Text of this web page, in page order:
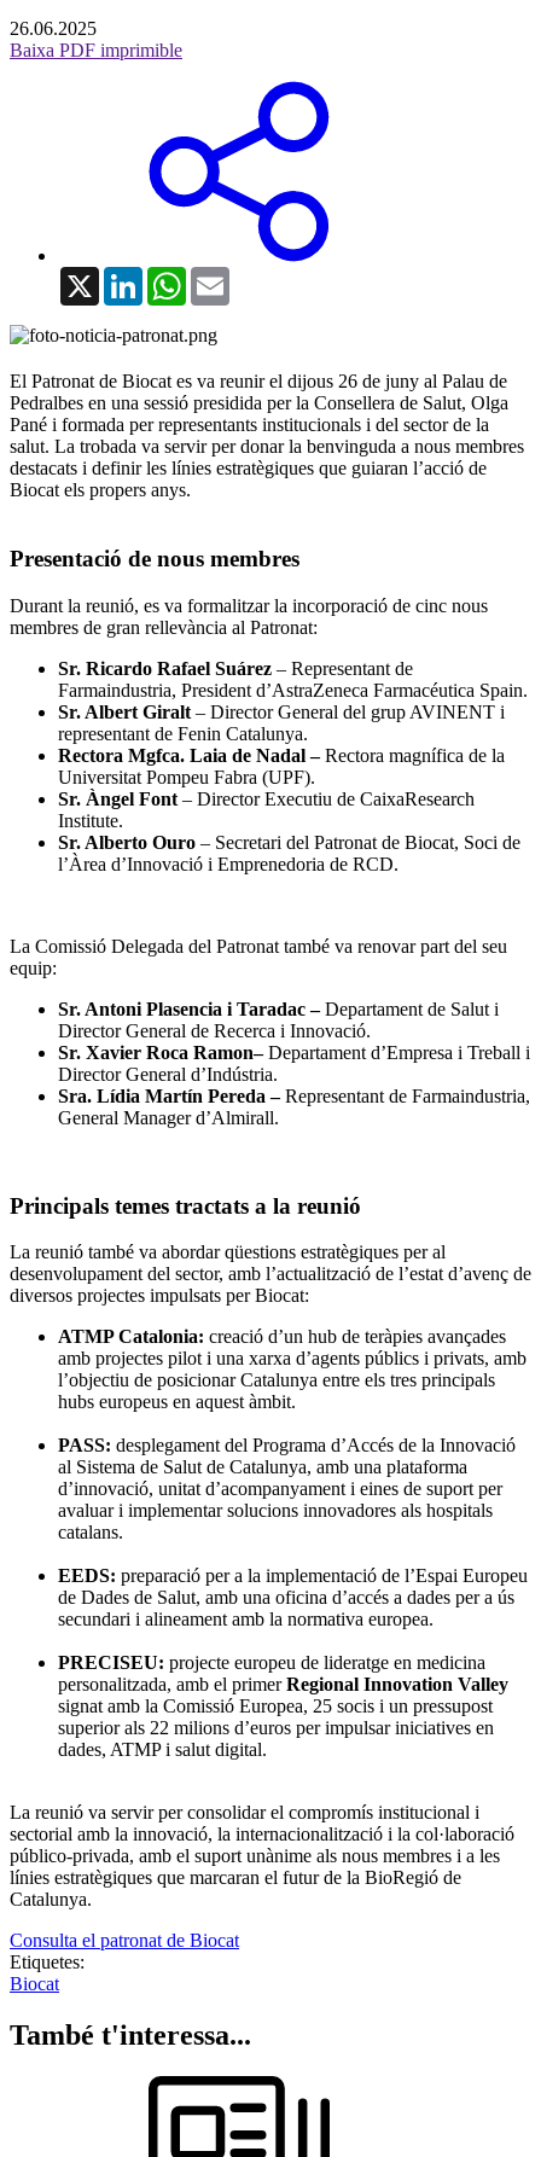
26.06.2025
Baixa PDF imprimible
X LinkedInWhatsApp
El Patronat de Biocat es va reunir el dijous 26 de juny al Palau de
Pedralbes en una sessió presidida per la Consellera de Salut, Olga
Pané i formada per representants institucionals i del sector de la
salut. La trobada va servir per donar la benvinguda a nous membres
destacats i definir les línies estratègiques que guiaran l’acció de
Biocat els propers anys.
Presentació de nous membres
Durant la reunió, es va formalitzar la incorporació de cinc nous
membres de gran rellevància al Patronat:
Sr. Ricardo Rafael Suárez – Representant de
Farmaindustria, President d’AstraZeneca Farmacéutica Spain.
Sr. Albert Giralt – Director General del grup AVINENT i
representant de Fenin Catalunya.
Rectora Mgfca. Laia de Nadal –Rectora magnífica de la
Universitat Pompeu Fabra (UPF).
Sr. Àngel Font – Director Executiu de CaixaResearch
Institute.
Sr. Alberto Ouro – Secretari del Patronat de Biocat, Soci de
l’Àrea d’Innovació i Emprenedoria de RCD.
La Comissió Delegada del Patronat també va renovar part del seu
equip:
Sr. Antoni Plasencia i Taradac –Departament de Salut i
Director General de Recerca i Innovació.
Sr. Xavier Roca Ramon–Departament d’Empresa i Treball i
Director General d’Indústria.
Sra. Lídia Martín Pereda –Representant de Farmaindustria,
General Manager d’Almirall.
Principals temes tractats a la reunió
La reunió també va abordar qüestions estratègiques per al
desenvolupament del sector, amb l’actualització de l’estat d’avenç de
diversos projectes impulsats per Biocat:
ATMP Catalonia: creació d’un hub de teràpies avançades
amb projectes pilot i una xarxa d’agents públics i privats, amb
l’objectiu de posicionar Catalunya entre els tres principals
hubs europeus en aquest àmbit.
PASS: desplegament del Programa d’Accés de la Innovació
al Sistema de Salut de Catalunya, amb una plataforma
d’innovació, unitat d’acompanyament i eines de suport per
avaluar i implementar solucions innovadores als hospitals
catalans.
EEDS: preparació per a la implementació de l’Espai Europeu
de Dades de Salut, amb una oficina d’accés a dades per a ús
secundari i alineament amb la normativa europea.
PRECISEU: projecte europeu de lideratge en medicina
personalitzada, amb el primerRegional Innovation Valley
signat amb la Comissió Europea, 25 socis i un pressupost
superior als 22 milions d’euros per impulsar iniciatives en
dades, ATMP i salut digital.
La reunió va servir per consolidar el compromís institucional i
sectorial amb la innovació, la internacionalització i la col·laboració
público-privada, amb el suport unànime als nous membres i a les
línies estratègiques que marcaran el futur de la BioRegió de
Catalunya.
Consulta el patronat de Biocat
Etiquetes:
Biocat
També t'interessa...